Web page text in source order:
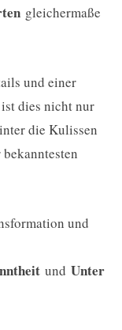
gleichermaße
und einer
ist dies nicht nur
die Kulissen
und
und Unter